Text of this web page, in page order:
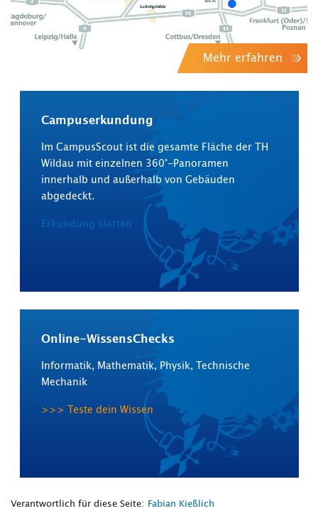
Mehr erfahren
Campuserkundung
Im CampusScout ist die gesamte Fläche der TH
Wildau mit einzelnen 360°-Panoramen
innerhalb und außerhalb von Gebäuden
abgedeckt.
Erkundung starten
Online-WissensChecks
Informatik, Mathematik, Physik, Technische
Mechanik
>>> Teste dein Wissen
Verantwortlich für diese Seite: Fabian Kießlich